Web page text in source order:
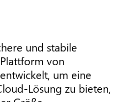
und stabile
von
um eine
Lösung zu bieten,